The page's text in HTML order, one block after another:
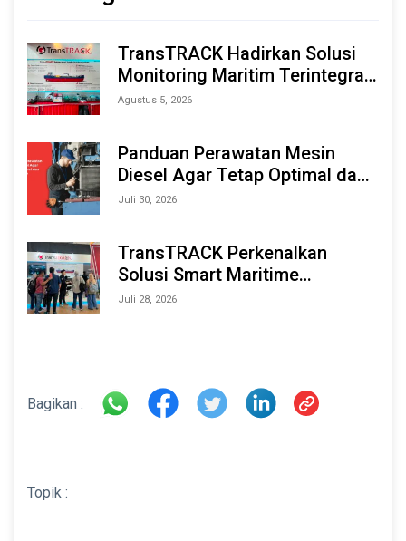
TransTRACK Hadirkan Solusi
Monitoring Maritim Terintegrasi
Berbasis AI & IoT di Indonesia
2026
Agustus 5, 2026
Panduan Perawatan Mesin
Diesel Agar Tetap Optimal dan
Tahan Lama
Juli 30, 2026
TransTRACK Perkenalkan
Solusi Smart Maritime
Monitoring Berbasis AI dan IoT
Juli 28, 2026
Bagikan :
Topik :